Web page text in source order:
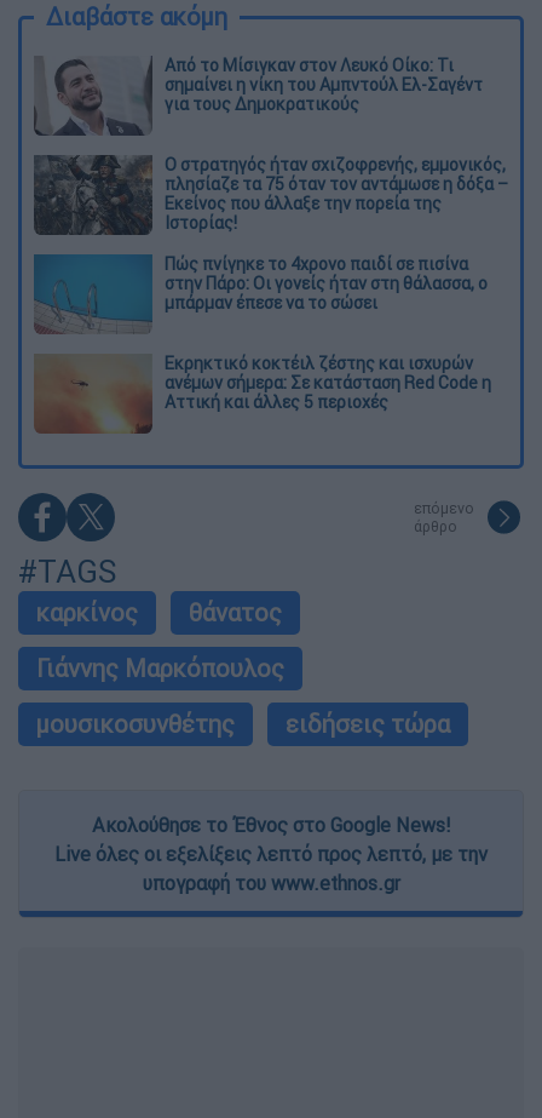
Διαβάστε ακόμη
Από το Μίσιγκαν στον Λευκό Οίκο: Τι
σημαίνει η νίκη του Αμπντούλ Ελ-Σαγέντ
για τους Δημοκρατικούς
O στρατηγός ήταν σχιζοφρενής, εμμονικός,
πλησίαζε τα 75 όταν τον αντάμωσε η δόξα –
Εκείνος που άλλαξε την πορεία της
Ιστορίας!
Πώς πνίγηκε το 4χρονο παιδί σε πισίνα
στην Πάρο: Οι γονείς ήταν στη θάλασσα, ο
μπάρμαν έπεσε να το σώσει
Εκρηκτικό κοκτέιλ ζέστης και ισχυρών
ανέμων σήμερα: Σε κατάσταση Red Code η
Αττική και άλλες 5 περιοχές
επόμενο
άρθρο
#TAGS
καρκίνος
θάνατος
Γιάννης Μαρκόπουλος
μουσικοσυνθέτης
ειδήσεις τώρα
Ακολούθησε το Έθνος στο Google News!
Live όλες οι εξελίξεις λεπτό προς λεπτό, με την
υπογραφή του www.ethnos.gr